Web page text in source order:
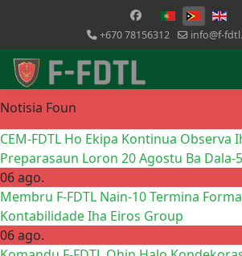
Selecione o
+670 78156312 info@f-
Notisia Foun
CEM-FDTL Ho Ekipa Kontinua Observa
Preparasaun Loron 20 Agostu Ba Dala-
06 ago.
Membru F-FDTL Nain-10 Termina
Kontabilidade Iha Eiros Group
06 ago.